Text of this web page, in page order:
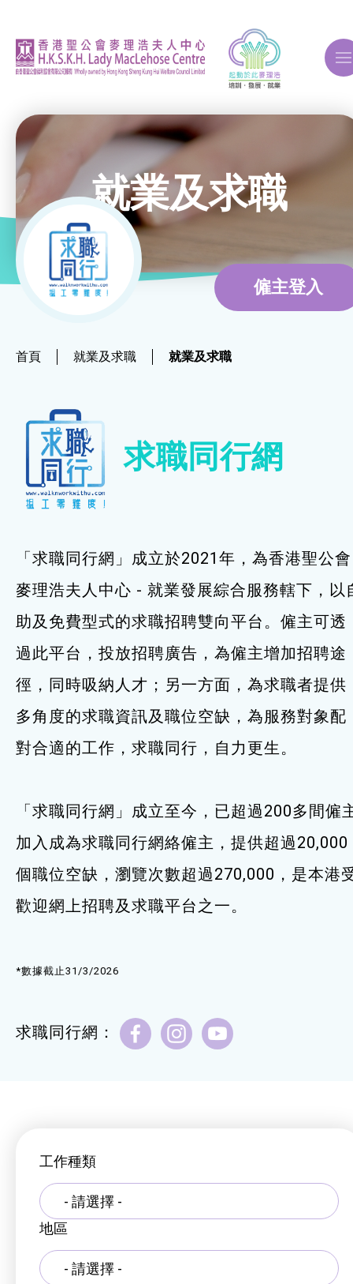
關於我們
ERB再培訓課程
就業及求職
就業及求職
最新資訊 / 招聘會
僱主及企業服務
特別服務項目
最新消息
服務單位及聯絡
就業及求職
僱主登入
首頁 就業及求職 就業及求職
求職同行網
「求職同行網」成立於2021年，為香港聖公會
麥理浩夫人中心 - 就業發展綜合服務轄下，以
助及免費型式的求職招聘雙向平台。僱主可透
過此平台，投放招聘廣告，為僱主增加招聘途
徑，同時吸納人才；另一方面，為求職者提供
多角度的求職資訊及職位空缺，為服務對象配
對合適的工作，求職同行，自力更生。
「求職同行網」成立至今，已超過200多間僱
加入成為求職同行網絡僱主，提供超過20,000
個職位空缺，瀏覽次數超過270,000，是本港
歡迎網上招聘及求職平台之一。
*數據截止31/3/2026
求職同行網：
工作種類
- 請選擇 -
地區
- 請選擇 -